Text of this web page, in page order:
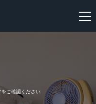
ご確認ください